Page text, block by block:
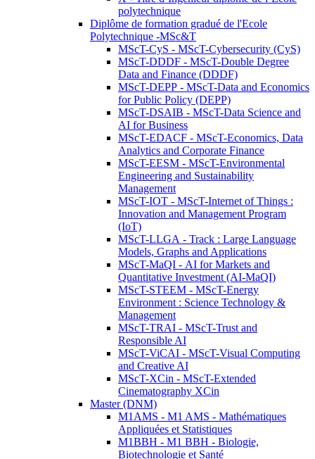
polytechnique
Diplôme de formation gradué de l'Ecole
Polytechnique -MSc&T
MScT-CyS - MScT-Cybersecurity (CyS)
MScT-DDDF - MScT-Double Degree
Data and Finance (DDDF)
MScT-DEPP - MScT-Data and Economics
for Public Policy (DEPP)
MScT-DSAIB - MScT-Data Science and
AI for Business
MScT-EDACF - MScT-Economics, Data
Analytics and Corporate Finance
MScT-EESM - MScT-Environmental
Engineering and Sustainability
Management
MScT-IOT - MScT-Internet of Things :
Innovation and Management Program
(IoT)
MScT-LLGA - Track : Large Language
Models, Graphs and Applications
MScT-MaQI - AI for Markets and
Quantitative Investment (AI-MaQI)
MScT-STEEM - MScT-Energy
Environment : Science Technology &
Management
MScT-TRAI - MScT-Trust and
Responsible AI
MScT-ViCAI - MScT-Visual Computing
and Creative AI
MScT-XCin - MScT-Extended
Cinematography XCin
Master (DNM)
M1AMS - M1 AMS - Mathématiques
Appliquées et Statistiques
M1BBH - M1 BBH - Biologie,
Biotechnologie et Santé